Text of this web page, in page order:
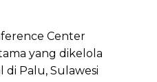
Center
yang dikelola
Palu, Sulawesi